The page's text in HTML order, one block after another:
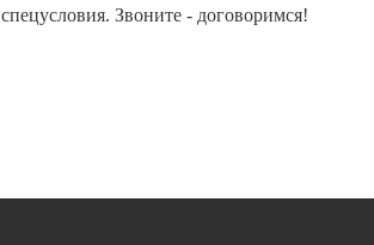
спецусловия. Звоните - договоримся!